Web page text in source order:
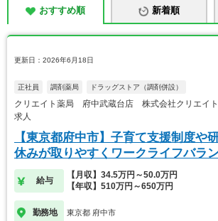
おすすめ順 新着順
更新日：2026年6月18日
正社員 調剤薬局 ドラッグストア（調剤併設）
クリエイト薬局 府中武蔵台店 株式会社クリエイ
求人
【東京都府中市】子育て支援制度や
休みが取りやすくワークライフバラ
給与
【月収】34.5万円～50.0万円
【年収】510万円～650万円
勤務地 東京都 府中市